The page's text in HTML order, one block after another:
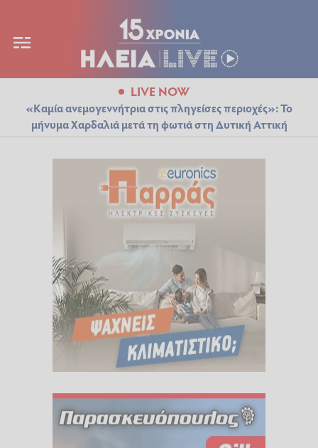
LIVE NOW
«Καμία ανεμογεννήτρια στις πληγείσες περιοχές»: Το
μήνυμα Χαρδαλιά μετά τη φωτιά στη Δυτική Αττική